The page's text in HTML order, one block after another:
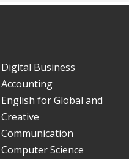
Digital Business
Accounting
English for Global and
Creative
Communication
Computer Science